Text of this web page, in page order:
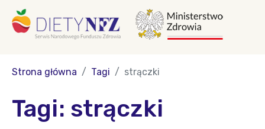
Strona główna Tagi strączki
Tagi: strączki